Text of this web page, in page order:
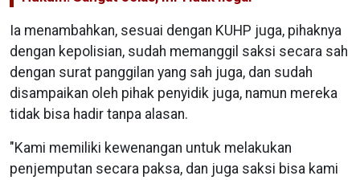
Ia menambahkan, sesuai dengan KUHP juga, pihaknya
dengan kepolisian, sudah memanggil saksi secara sah
dengan surat panggilan yang sah juga, dan sudah
disampaikan oleh pihak penyidik juga, namun mereka
tidak bisa hadir tanpa alasan.
"Kami memiliki kewenangan untuk melakukan
penjemputan secara paksa, dan juga saksi bisa kami